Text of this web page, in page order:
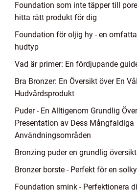
Foundation som inte täpper till
hitta rätt produkt för dig
Foundation för oljig hy - en
hudtyp
Vad är primer: En fördjupande
Bra Bronzer: En Översikt över En
Hudvårdsprodukt
Puder - En Alltigenom Grundlig
Presentation av Dess Mångfaldiga
Användningsområden
Bronzing puder en grundlig översikt
Bronzer borste - Perfekt för en
Foundation smink - Perfektionera